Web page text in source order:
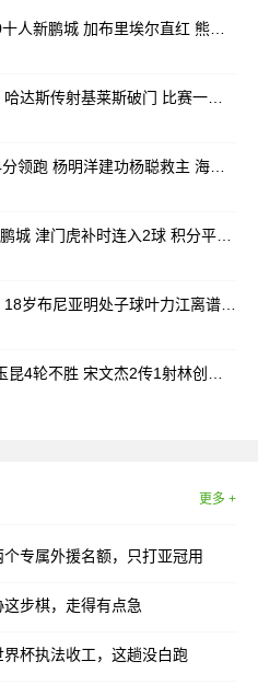
更多 +
专属外援名额，只打亚冠用
步棋，走得有点急
杯执法收工，这趟没白跑